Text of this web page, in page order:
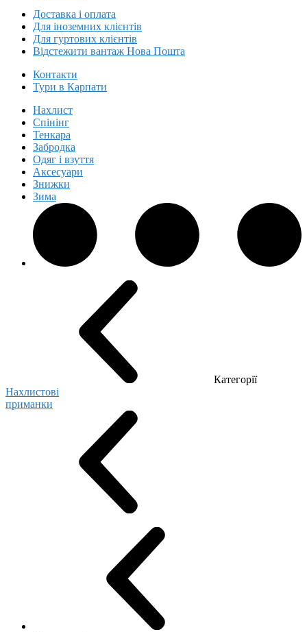
Доставка і оплата
Для іноземних клієнтів
Для гуртових клієнтів
Відстежити вантаж Нова Пошта
Контакти
Тури в Карпати
Нахлист
Спінінг
Тенкара
Забродка
Одяг і взуття
Аксесуари
Знижки
Зима
Категорії
Нахлистові
приманки